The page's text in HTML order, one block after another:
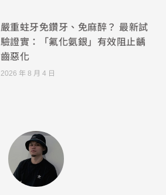
嚴重蛀牙免鑽牙、免麻醉？ 最新試
驗證實：「氟化氨銀」有效阻止齲
齒惡化
2026 年 8 月 4 日